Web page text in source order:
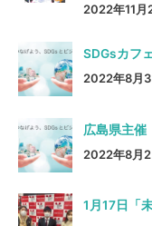
2022年11月
SDGsカフ
2022年8月3
広島県主
2022年8月2
1月17日「